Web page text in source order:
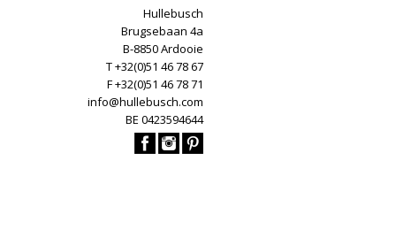
Hullebusch
Brugsebaan 4a
B-8850 Ardooie
T +32(0)51 46 78 67
F +32(0)51 46 78 71
info@hullebusch.com
BE 0423594644